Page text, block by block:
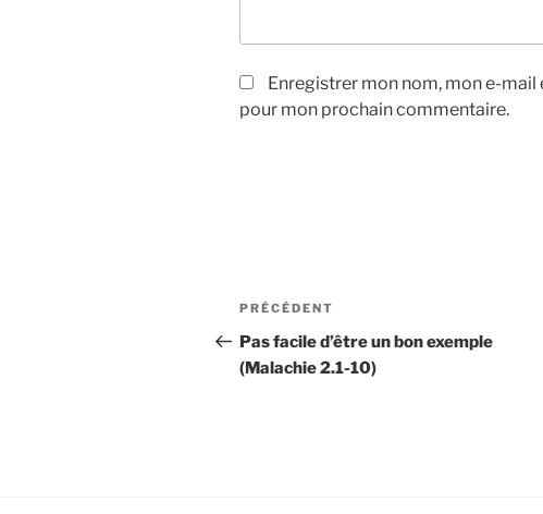
Enregistrer mon nom, mon e-
pour mon prochain commentaire.
Navigation
de
l’article
Article
précédent
PRÉCÉDENT
Pas facile d’être un bon exemple
(Malachie 2.1-10)